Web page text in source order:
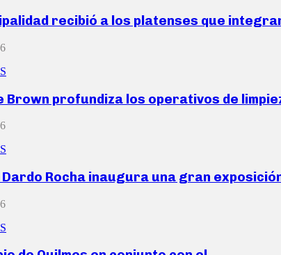
recibió a los platenses que
Brown profundiza los operativos de
Dardo Rocha inaugura una gran